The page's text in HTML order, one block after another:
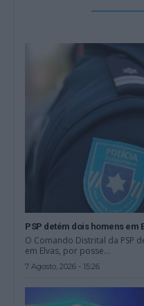
PSP detém dois homens em
O Comando Distrital da PSP
em Elvas, por posse...
7 Agosto, 2026 - 15:26